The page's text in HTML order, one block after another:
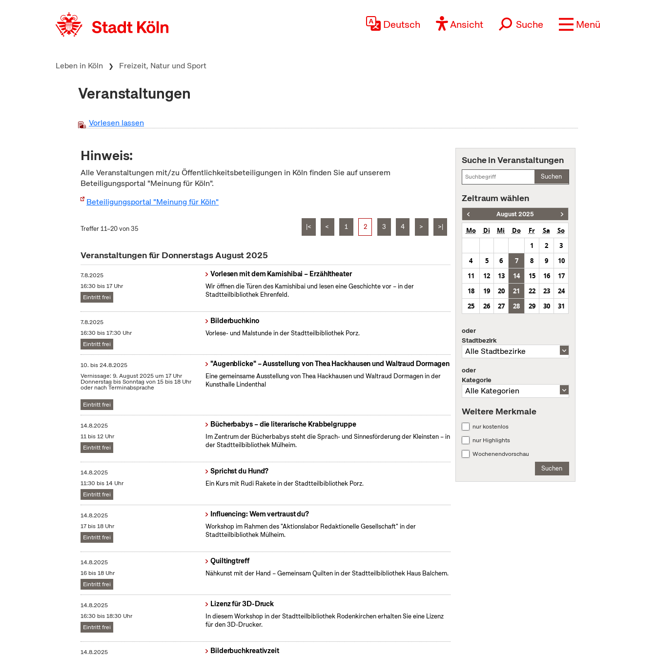
Deutsch Ansicht Suche Menü
Leben in Köln Freizeit, Natur und Sport
Veranstaltungen
Vorlesen lassen
Hinweis:
Alle Veranstaltungen mit/zu Öffentlichkeitsbeteiligungen in Köln finden Sie auf unserem
Beteiligungsportal "Meinung für Köln".
Beteiligungsportal "Meinung für Köln"
Treffer 11–20 von 35 |< < 1 2 3 4 > >|
Veranstaltungen für Donnerstags August 2025
7.8.2025
16:30 bis 17 Uhr
Eintritt frei
Vorlesen mit dem Kamishibai – Erzähltheater
Wir öffnen die Türen des Kamishibai und lesen eine Geschichte vor – in der
Stadtteilbibliothek Ehrenfeld.
7.8.2025
16:30 bis 17:30 Uhr
Eintritt frei
Bilderbuchkino
Vorlese- und Malstunde in der Stadtteilbibliothek Porz.
10. bis24.8.2025
Vernissage: 9. August 2025 um 17 Uhr
Donnerstag bis Sonntag von 15 bis 18 Uhr
oder nach Terminabsprache
Eintritt frei
"Augenblicke" – Ausstellung von Thea Hackhausen und Waltraud Dormagen
Eine gemeinsame Ausstellung von Thea Hackhausen und Waltraud Dormagen in der
Kunsthalle Lindenthal
14.8.2025
11 bis 12 Uhr
Eintritt frei
Bücherbabys – die literarische Krabbelgruppe
Im Zentrum der Bücherbabys steht die Sprach- und Sinnesförderung der Kleinsten – in
der Stadtteilbibliothek Mülheim.
14.8.2025
11:30 bis 14 Uhr
Eintritt frei
Sprichst du Hund?
Ein Kurs mit Rudi Rakete in der Stadtteilbibliothek Porz.
14.8.2025
17 bis 18 Uhr
Eintritt frei
Influencing: Wem vertraust du?
Workshop im Rahmen des "Aktionslabor Redaktionelle Gesellschaft" in der
Stadtteilbibliothek Mülheim.
14.8.2025
16 bis 18 Uhr
Eintritt frei
Quiltingtreff
Nähkunst mit der Hand – Gemeinsam Quilten in der Stadtteilbibliothek Haus Balchem.
14.8.2025
16:30 bis 18:30 Uhr
Eintritt frei
Lizenz für 3D-Druck
In diesem Workshop in der Stadtteilbibliothek Rodenkirchen erhalten Sie eine Lizenz
für den 3D-Drucker.
14.8.2025 Bilderbuchkreativzeit
Suche in Veranstaltungen
Suchen
Zeitraum wählen
August 2025
Mo Di Mi Do Fr Sa
So
1
2
3
4
5 6 7 8 9
10
11
12 13 14 15 16
17
18
19 20 21 22 23
24
25
26 27 28 29 30 31
oder
Stadtbezirk
oder
Kategorie
Weitere Merkmale
nur kostenlos
nur Highlights
Wochenendvorschau
Suchen